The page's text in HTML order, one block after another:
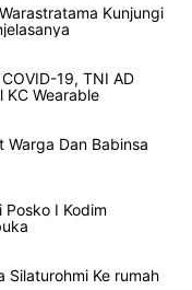
Kunjungi
19, TNI AD
KC Wearable
Warga Dan Babinsa
Posko I Kodim
Silaturohmi Ke rumah